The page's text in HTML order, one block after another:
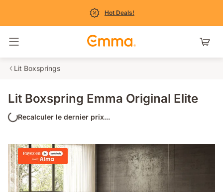
Hot Deals!
Basculer la navigation
Lit Boxsprings
Lit Boxspring Emma Original Elite
Recalculer le dernier prix...